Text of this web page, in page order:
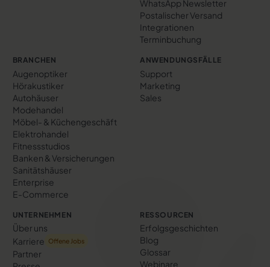
WhatsApp Newsletter
Postalischer Versand
Integrationen
Terminbuchung
BRANCHEN
Augenoptiker
Hörakustiker
Autohäuser
Modehandel
Möbel- & Küchengeschäft
Elektrohandel
Fitnessstudios
Banken & Versicherungen
Sanitätshäuser
Enterprise
E-Commerce
ANWENDUNGSFÄLLE
Support
Marketing
Sales
UNTERNEHMEN
Über uns
Karriere
Offene Jobs
Partner
RESSOURCEN
Erfolgs­geschichten
Blog
Glossar
Webinare